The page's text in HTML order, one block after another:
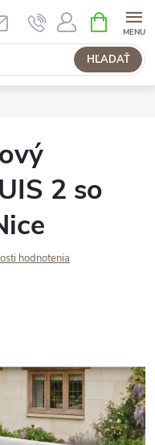
HĽADAŤ
KOŠÍK
2 so
hodnotenia